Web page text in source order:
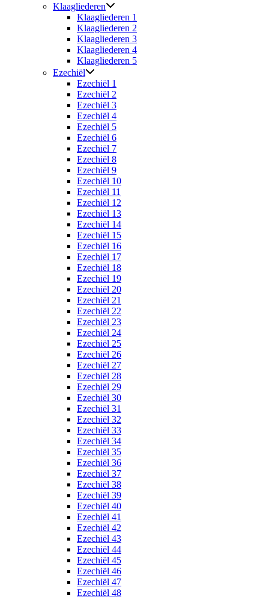
Klaagliederen
Klaagliederen 1
Klaagliederen 2
Klaagliederen 3
Klaagliederen 4
Klaagliederen 5
Ezechiël
Ezechiël 1
Ezechiël 2
Ezechiël 3
Ezechiël 4
Ezechiël 5
Ezechiël 6
Ezechiël 7
Ezechiël 8
Ezechiël 9
Ezechiël 10
Ezechiël 11
Ezechiël 12
Ezechiël 13
Ezechiël 14
Ezechiël 15
Ezechiël 16
Ezechiël 17
Ezechiël 18
Ezechiël 19
Ezechiël 20
Ezechiël 21
Ezechiël 22
Ezechiël 23
Ezechiël 24
Ezechiël 25
Ezechiël 26
Ezechiël 27
Ezechiël 28
Ezechiël 29
Ezechiël 30
Ezechiël 31
Ezechiël 32
Ezechiël 33
Ezechiël 34
Ezechiël 35
Ezechiël 36
Ezechiël 37
Ezechiël 38
Ezechiël 39
Ezechiël 40
Ezechiël 41
Ezechiël 42
Ezechiël 43
Ezechiël 44
Ezechiël 45
Ezechiël 46
Ezechiël 47
Ezechiël 48